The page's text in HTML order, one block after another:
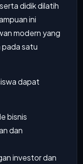
didik dilatih
ini
modern yang
satu
dapat
bisnis
dan
investor dan